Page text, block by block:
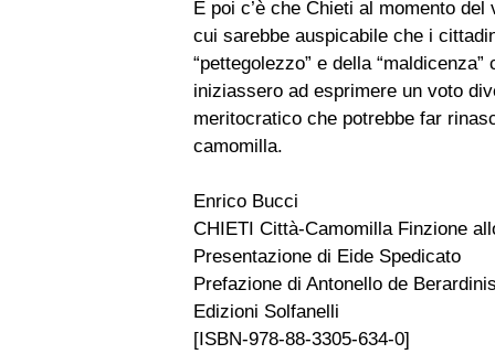
E poi c’è che Chieti al momento
cui sarebbe auspicabile che i
“pettegolezzo” e della
iniziassero ad esprimere un voto
meritocratico che potrebbe far
camomilla.
Enrico Bucci
CHIETI Città-Camomilla Finzione
Presentazione di Eide Spedicato
Prefazione di Antonello de
Edizioni Solfanelli
[ISBN-978-88-3305-634-0]